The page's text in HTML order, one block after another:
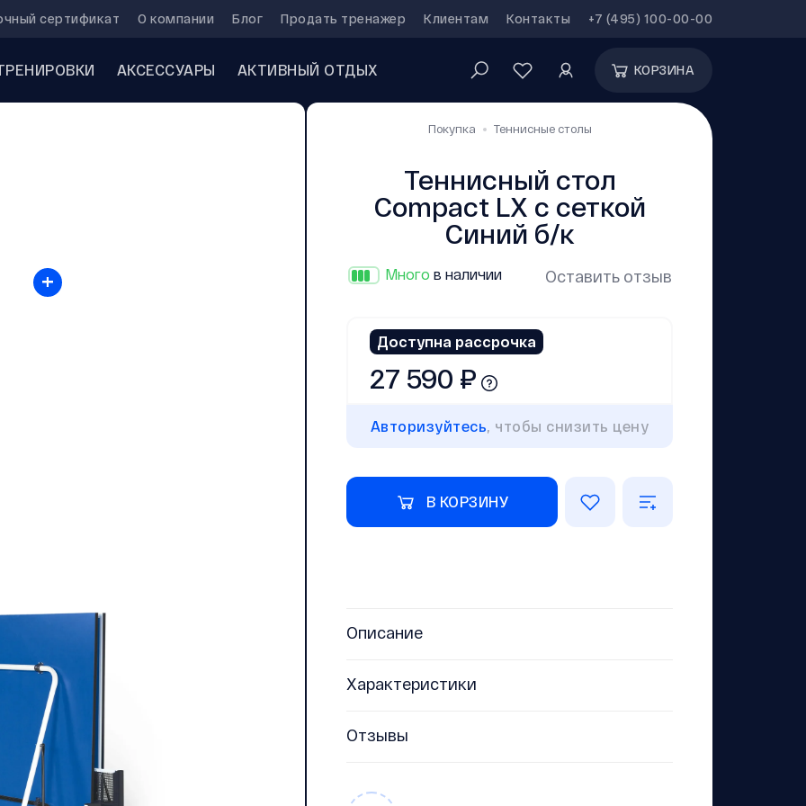
сертификат О компании Блог Продать тренажер Клиентам Контакты +7 (495) 100-00-00
АКСЕССУАРЫ АКТИВНЫЙ ОТДЫХ КОРЗИНА
+
Покупка Теннисные столы
Теннисный стол
Compact LX c сеткой
Синий б/к
Много в наличии Оставить отзыв
Доступна рассрочка
27 590 ₽
Авторизуйтесь, чтобы снизить цену
В КОРЗИНУ
Описание
Характеристики
Отзывы